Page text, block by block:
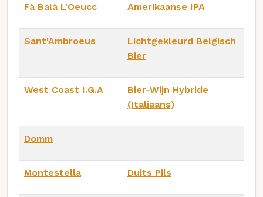
Fà Balà L'Oeucc Amerikaanse IPA
Sant'Ambroeus
Lichtgekleurd Belgisch
Bier
West Coast I.G.A
Bier-Wijn Hybride
(Italiaans)
Domm
Montestella Duits Pils